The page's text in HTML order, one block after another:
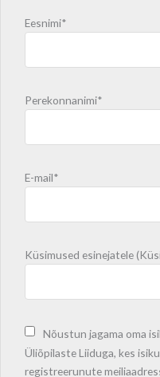
Eesnimi*
Perekonnanimi*
E-mail*
Küsimused esinejatele
Nõustun jagama oma
Üliõpilaste Liiduga, kes
registreerunute